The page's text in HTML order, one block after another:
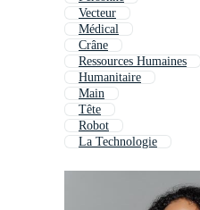
Vecteur
Médical
Crâne
Ressources Humaines
Humanitaire
Main
Tête
Robot
La Technologie